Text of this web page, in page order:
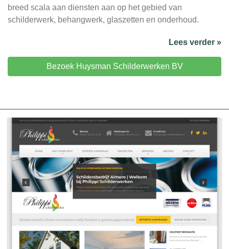
breed scala aan diensten aan op het gebied van
schilderwerk, behangwerk, glaszetten en onderhoud.
Lees verder »
Bezoek Huysman Schilderwerken BV